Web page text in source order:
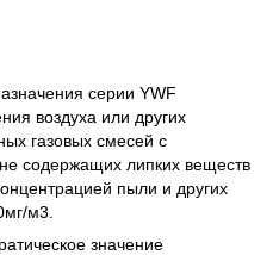
серии YWF
воздуха или других
газовых смесей с
содержащих липких веществ
пыли и других
м3.
значение